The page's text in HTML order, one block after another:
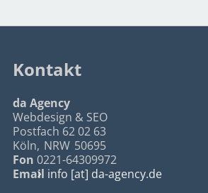
Kontakt
da Agency
Webdesign & SEO
Postfach 62 02 63
Köln, NRW 50695
Fon 0221-64309972
Email info [at] da-agency.de